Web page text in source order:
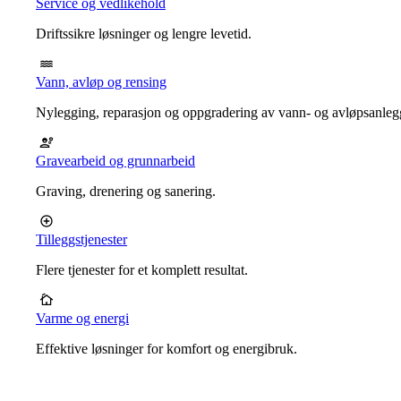
Driftssikre løsninger og lengre levetid.
Vann, avløp og rensing
Nylegging, reparasjon og oppgradering av vann- og
Gravearbeid og grunnarbeid
Graving, drenering og sanering.
Tilleggstjenester
Flere tjenester for et komplett resultat.
Varme og energi
Effektive løsninger for komfort og energibruk.